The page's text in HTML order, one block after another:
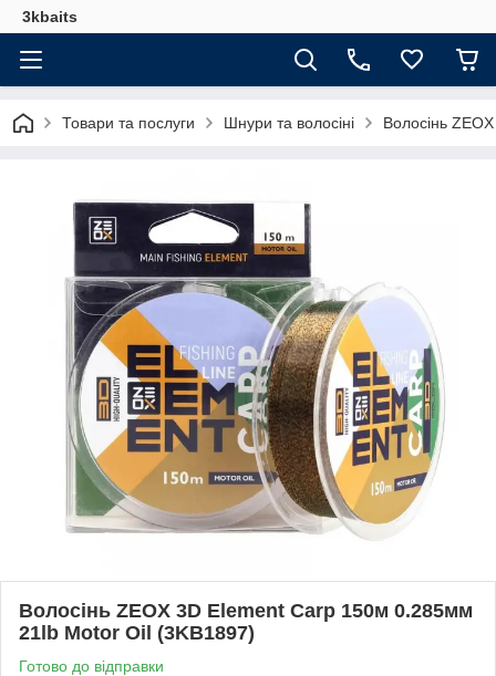
3kbaits
Товари та послуги Шнури та волосіні Волосінь
Волосінь ZEOX 3D Element Carp 150м 0.285мм
21lb Motor Oil (3KB1897)
Готово до відправки